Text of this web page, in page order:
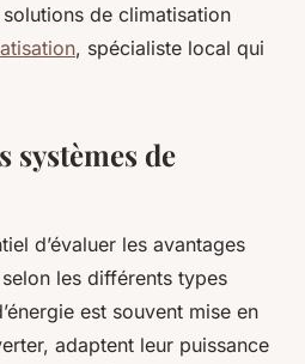
de climatisation
, spécialiste local qui
systèmes de
d’évaluer les avantages
les différents types
est souvent mise en
adaptent leur puissance